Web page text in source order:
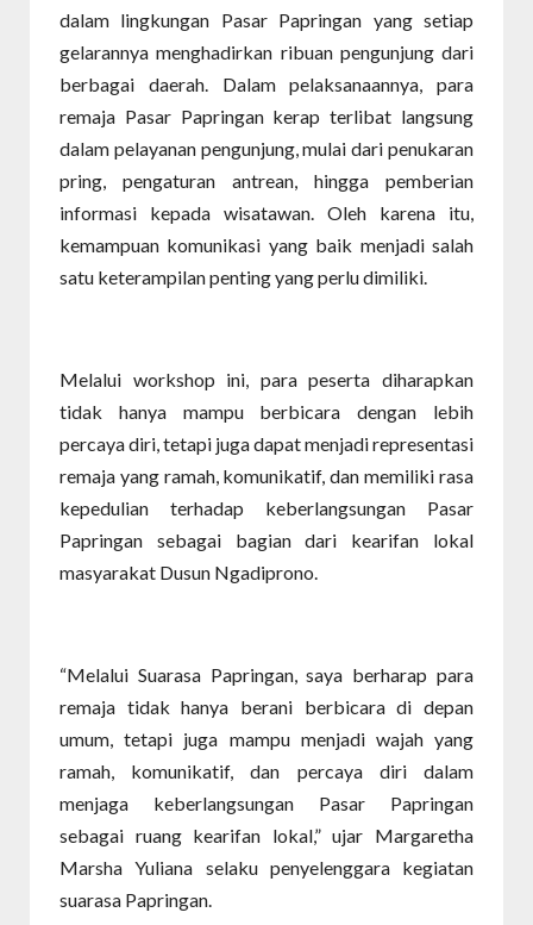
dalam lingkungan Pasar Papringan yang setiap
gelarannya menghadirkan ribuan pengunjung dari
berbagai daerah. Dalam pelaksanaannya, para
remaja Pasar Papringan kerap terlibat langsung
dalam pelayanan pengunjung, mulai dari penukaran
pring, pengaturan antrean, hingga pemberian
informasi kepada wisatawan. Oleh karena itu,
kemampuan komunikasi yang baik menjadi salah
satu keterampilan penting yang perlu dimiliki.
Melalui workshop ini, para peserta diharapkan
tidak hanya mampu berbicara dengan lebih
percaya diri, tetapi juga dapat menjadi representasi
remaja yang ramah, komunikatif, dan memiliki rasa
kepedulian terhadap keberlangsungan Pasar
Papringan sebagai bagian dari kearifan lokal
masyarakat Dusun Ngadiprono.
“Melalui Suarasa Papringan, saya berharap para
remaja tidak hanya berani berbicara di depan
umum, tetapi juga mampu menjadi wajah yang
ramah, komunikatif, dan percaya diri dalam
menjaga keberlangsungan Pasar Papringan
sebagai ruang kearifan lokal,” ujar Margaretha
Marsha Yuliana selaku penyelenggara kegiatan
suarasa Papringan.